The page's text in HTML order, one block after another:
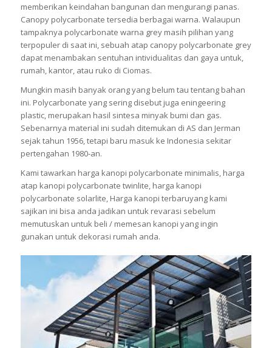
memberikan keindahan bangunan dan mengurangi panas.
Canopy polycarbonate tersedia berbagai warna. Walaupun
tampaknya polycarbonate warna grey masih pilihan yang
terpopuler di saat ini, sebuah atap canopy polycarbonate grey
dapat menambakan sentuhan intividualitas dan gaya untuk,
rumah, kantor, atau ruko di Ciomas.
Mungkin masih banyak orang yang belum tau tentang bahan
ini. Polycarbonate yang sering disebut juga eningeering
plastic, merupakan hasil sintesa minyak bumi dan gas.
Sebenarnya material ini sudah ditemukan di AS dan Jerman
sejak tahun 1956, tetapi baru masuk ke Indonesia sekitar
pertengahan 1980-an.
Kami tawarkan harga kanopi polycarbonate minimalis, harga
atap kanopi polycarbonate twinlite, harga kanopi
polycarbonate solarlite, Harga kanopi terbaruyang kami
sajikan ini bisa anda jadikan untuk revarasi sebelum
memutuskan untuk beli / memesan kanopi yang ingin
gunakan untuk dekorasi rumah anda.